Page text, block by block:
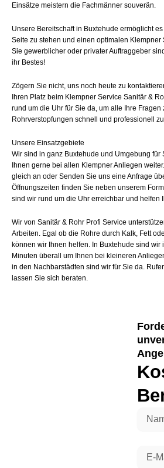
Einsätze meistern die Fachmänner souverän.
Unsere Bereitschaft in Buxtehude ermöglicht
Seite zu stehen und einen optimalen Klempner
Sie gewerblicher oder privater Auftraggeber
ihr Bestes!
Zögern Sie nicht, uns noch heute zu
Ihren Platz beim Klempner Service Sanitär &
rund um die Uhr für Sie da, um alle Ihre Fragen
Rohrverstopfungen schnell und professionell
Unsere Einsatzgebiete
Wir sind in ganz Buxtehude und Umgebung für
Ihnen gerne bei allen Klempner Anliegen
gleich an oder Senden Sie uns eine Anfrage
Öffnungszeiten finden Sie neben unserem
sind wir rund um die Uhr erreichbar und helfen
Wir von Sanitär & Rohr Profi Service
Arbeiten. Egal ob die Rohre durch Kalk, Fett
können wir Ihnen helfen. In Buxtehude sind
Minuten überall um Ihnen bei kleineren
in den Nachbarstädten sind wir für Sie da.
lassen Sie sich beraten.
Mail